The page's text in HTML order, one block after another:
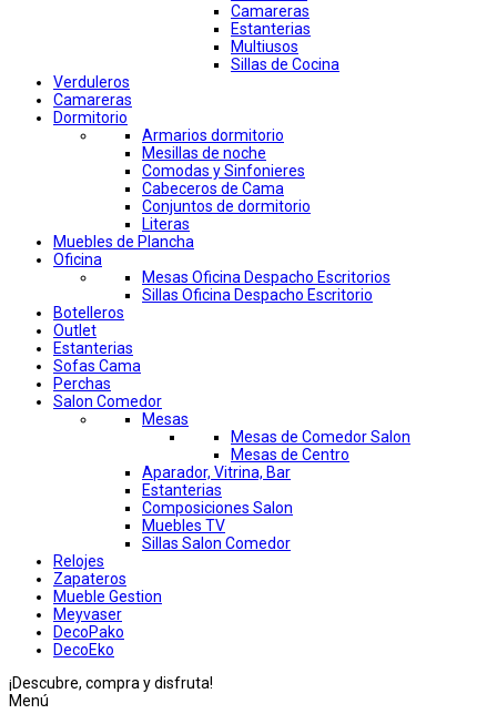
Camareras
Estanterias
Multiusos
Sillas de Cocina
Verduleros
Camareras
Dormitorio
Armarios dormitorio
Mesillas de noche
Comodas y Sinfonieres
Cabeceros de Cama
Conjuntos de dormitorio
Literas
Muebles de Plancha
Oficina
Mesas Oficina Despacho Escritorios
Sillas Oficina Despacho Escritorio
Botelleros
Outlet
Estanterias
Sofas Cama
Perchas
Salon Comedor
Mesas
Mesas de Comedor Salon
Mesas de Centro
Aparador, Vitrina, Bar
Estanterias
Composiciones Salon
Muebles TV
Sillas Salon Comedor
Relojes
Zapateros
Mueble Gestion
Meyvaser
DecoPako
DecoEko
¡Descubre, compra y disfruta!
Menú